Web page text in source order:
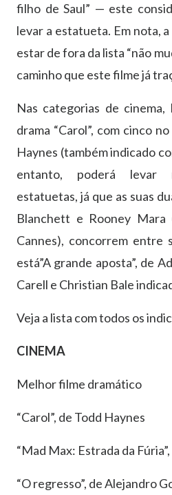
filho de Saul” — este
levar a estatueta. Em nota,
estar de fora da lista “não
caminho que este filme já
Nas categorias de
drama “Carol”, com cinco
Haynes (também indicado
entanto, poderá levar
estatuetas, já que as suas
Blanchett e Rooney Mara
Cannes), concorrem entre
está”A grande aposta”, de
Carell e Christian Bale
Veja a lista com todos os
CINEMA
Melhor filme dramático
“Carol”, de Todd Haynes
“Mad Max: Estrada da
“O regresso”, de Alejandro